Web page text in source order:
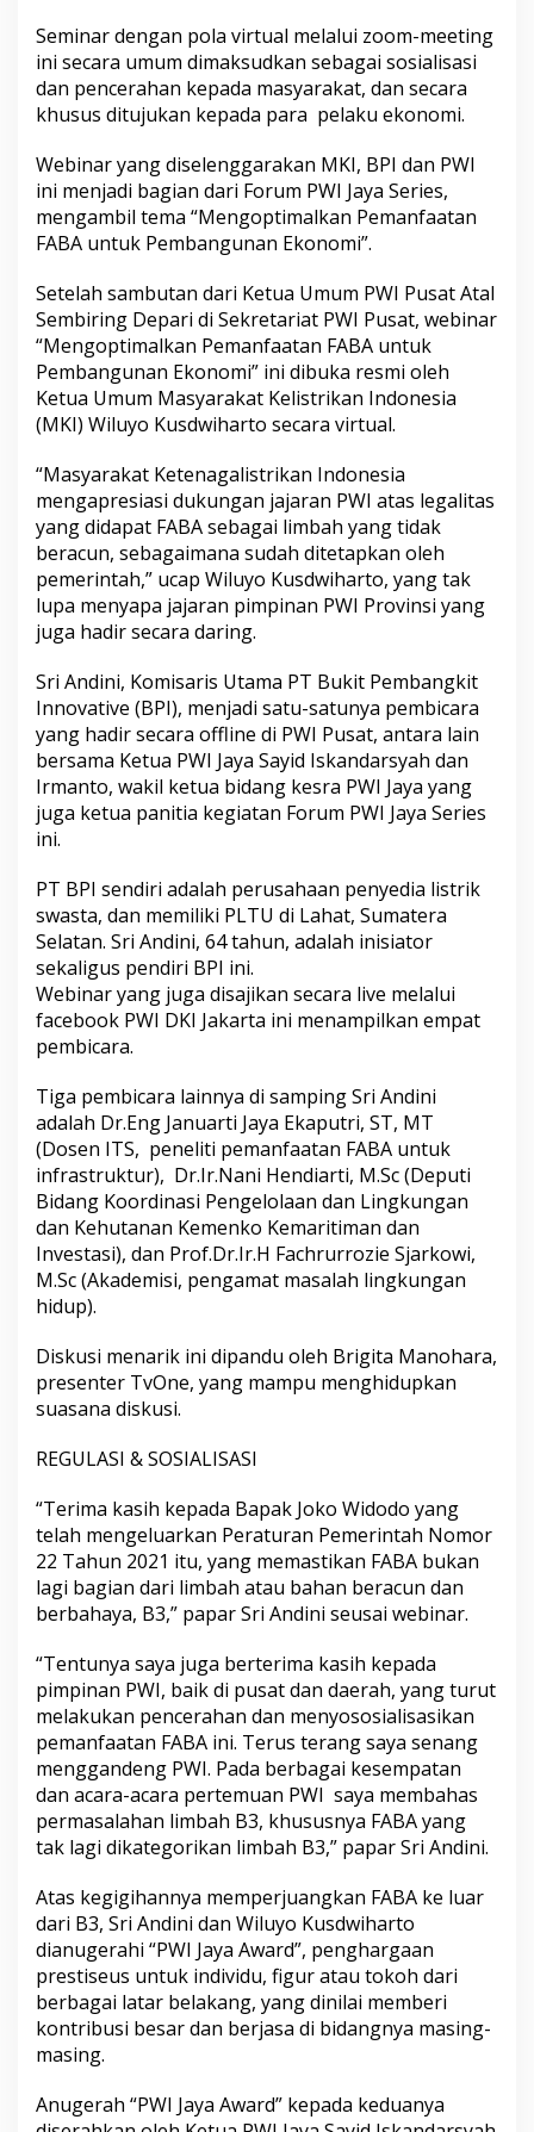
Seminar dengan pola virtual melalui zoom-meeting
ini secara umum dimaksudkan sebagai sosialisasi
dan pencerahan kepada masyarakat, dan secara
khusus ditujukan kepada para pelaku ekonomi.
Webinar yang diselenggarakan MKI, BPI dan PWI
ini menjadi bagian dari Forum PWI Jaya Series,
mengambil tema “Mengoptimalkan Pemanfaatan
FABA untuk Pembangunan Ekonomi”.
Setelah sambutan dari Ketua Umum PWI Pusat Atal
Sembiring Depari di Sekretariat PWI Pusat, webinar
“Mengoptimalkan Pemanfaatan FABA untuk
Pembangunan Ekonomi” ini dibuka resmi oleh
Ketua Umum Masyarakat Kelistrikan Indonesia
(MKI) Wiluyo Kusdwiharto secara virtual.
“Masyarakat Ketenagalistrikan Indonesia
mengapresiasi dukungan jajaran PWI atas legalitas
yang didapat FABA sebagai limbah yang tidak
beracun, sebagaimana sudah ditetapkan oleh
pemerintah,” ucap Wiluyo Kusdwiharto, yang tak
lupa menyapa jajaran pimpinan PWI Provinsi yang
juga hadir secara daring.
Sri Andini, Komisaris Utama PT Bukit Pembangkit
Innovative (BPI), menjadi satu-satunya pembicara
yang hadir secara offline di PWI Pusat, antara lain
bersama Ketua PWI Jaya Sayid Iskandarsyah dan
Irmanto, wakil ketua bidang kesra PWI Jaya yang
juga ketua panitia kegiatan Forum PWI Jaya Series
ini.
PT BPI sendiri adalah perusahaan penyedia listrik
swasta, dan memiliki PLTU di Lahat, Sumatera
Selatan. Sri Andini, 64 tahun, adalah inisiator
sekaligus pendiri BPI ini.
Webinar yang juga disajikan secara live melalui
facebook PWI DKI Jakarta ini menampilkan empat
pembicara.
Tiga pembicara lainnya di samping Sri Andini
adalah Dr.Eng Januarti Jaya Ekaputri, ST, MT
(Dosen ITS, peneliti pemanfaatan FABA untuk
infrastruktur), Dr.Ir.Nani Hendiarti, M.Sc (Deputi
Bidang Koordinasi Pengelolaan dan Lingkungan
dan Kehutanan Kemenko Kemaritiman dan
Investasi), dan Prof.Dr.Ir.H Fachrurrozie Sjarkowi,
M.Sc (Akademisi, pengamat masalah lingkungan
hidup).
Diskusi menarik ini dipandu oleh Brigita Manohara,
presenter TvOne, yang mampu menghidupkan
suasana diskusi.
REGULASI & SOSIALISASI
“Terima kasih kepada Bapak Joko Widodo yang
telah mengeluarkan Peraturan Pemerintah Nomor
22 Tahun 2021 itu, yang memastikan FABA bukan
lagi bagian dari limbah atau bahan beracun dan
berbahaya, B3,” papar Sri Andini seusai webinar.
“Tentunya saya juga berterima kasih kepada
pimpinan PWI, baik di pusat dan daerah, yang turut
melakukan pencerahan dan menyososialisasikan
pemanfaatan FABA ini. Terus terang saya senang
menggandeng PWI. Pada berbagai kesempatan
dan acara-acara pertemuan PWI saya membahas
permasalahan limbah B3, khususnya FABA yang
tak lagi dikategorikan limbah B3,” papar Sri Andini.
Atas kegigihannya memperjuangkan FABA ke luar
dari B3, Sri Andini dan Wiluyo Kusdwiharto
dianugerahi “PWI Jaya Award”, penghargaan
prestiseus untuk individu, figur atau tokoh dari
berbagai latar belakang, yang dinilai memberi
kontribusi besar dan berjasa di bidangnya masing-
masing.
Anugerah “PWI Jaya Award” kepada keduanya